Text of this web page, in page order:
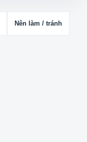
Nên làm / tránh